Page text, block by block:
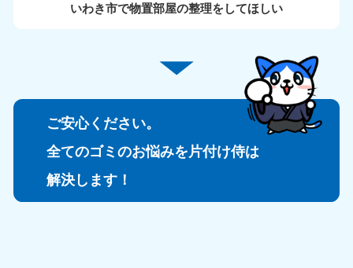
いわき市で物置部屋の整理をしてほしい
ご安心ください。
全てのゴミのお悩みを片付け侍は
解決します！